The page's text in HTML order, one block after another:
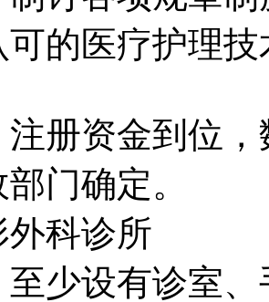
的医疗护理
资金到位，
门确定。
外科诊所
设有诊室、